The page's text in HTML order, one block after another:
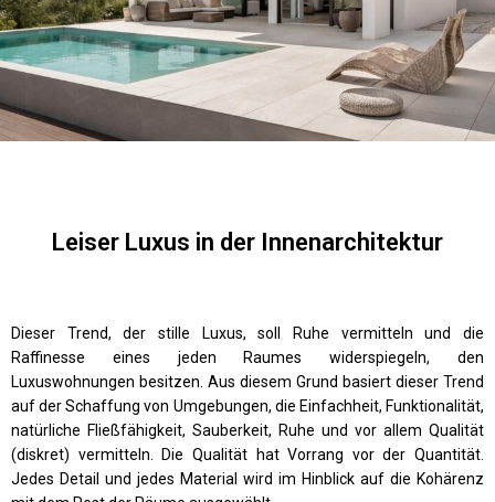
Leiser Luxus in der Innenarchitektur
Dieser Trend, der stille Luxus, soll Ruhe vermitteln und die
Raffinesse eines jeden Raumes widerspiegeln, den
Luxuswohnungen besitzen. Aus diesem Grund basiert dieser Trend
auf der Schaffung von Umgebungen, die Einfachheit, Funktionalität,
natürliche Fließfähigkeit, Sauberkeit, Ruhe und vor allem Qualität
(diskret) vermitteln. Die Qualität hat Vorrang vor der Quantität.
Jedes Detail und jedes Material wird im Hinblick auf die Kohärenz